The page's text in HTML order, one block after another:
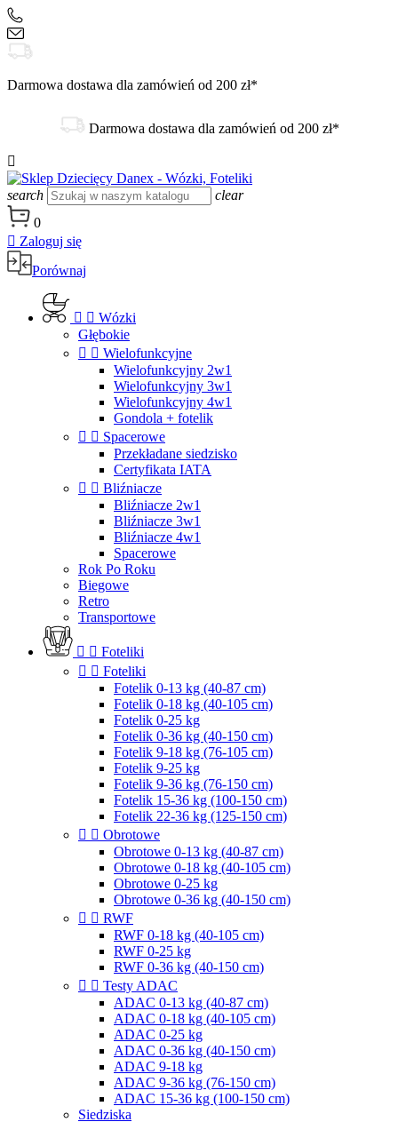
Darmowa dostawa dla zamówień od 200 zł*
Darmowa dostawa dla zamówień od 200 zł*

search
clear
0
 Zaloguj się
Porównaj
  Wózki
Głębokie
  Wielofunkcyjne
Wielofunkcyjny 2w1
Wielofunkcyjny 3w1
Wielofunkcyjny 4w1
Gondola + fotelik
  Spacerowe
Przekładane siedzisko
Certyfikata IATA
  Bliźniacze
Bliźniacze 2w1
Bliźniacze 3w1
Bliźniacze 4w1
Spacerowe
Rok Po Roku
Biegowe
Retro
Transportowe
  Foteliki
  Foteliki
Fotelik 0-13 kg (40-87 cm)
Fotelik 0-18 kg (40-105 cm)
Fotelik 0-25 kg
Fotelik 0-36 kg (40-150 cm)
Fotelik 9-18 kg (76-105 cm)
Fotelik 9-25 kg
Fotelik 9-36 kg (76-150 cm)
Fotelik 15-36 kg (100-150 cm)
Fotelik 22-36 kg (125-150 cm)
  Obrotowe
Obrotowe 0-13 kg (40-87 cm)
Obrotowe 0-18 kg (40-105 cm)
Obrotowe 0-25 kg
Obrotowe 0-36 kg (40-150 cm)
  RWF
RWF 0-18 kg (40-105 cm)
RWF 0-25 kg
RWF 0-36 kg (40-150 cm)
  Testy ADAC
ADAC 0-13 kg (40-87 cm)
ADAC 0-18 kg (40-105 cm)
ADAC 0-25 kg
ADAC 0-36 kg (40-150 cm)
ADAC 9-18 kg
ADAC 9-36 kg (76-150 cm)
ADAC 15-36 kg (100-150 cm)
Siedziska